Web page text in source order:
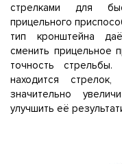
стрелками для
прицельного
тип кронштейна
сменить прицельное
точность
находится
значительно
улучшить её